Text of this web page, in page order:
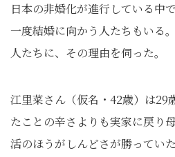
日本の非婚化が進行している中
一度結婚に向かう人たちもいる
人たちに、その理由を伺った。
江里菜さん（仮名・42歳）は29
たことの辛さよりも実家に戻り
活のほうがしんどさが勝ってい